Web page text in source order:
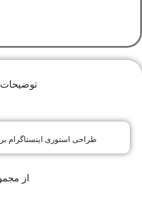
توضیحات
طراحی استوری اینستاگرام
از